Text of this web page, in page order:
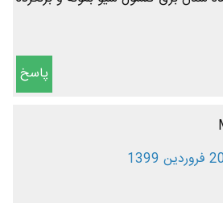
پاسخ
1399